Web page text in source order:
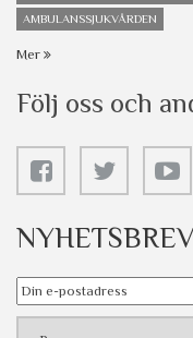
AMBULANSSJUKVÅRDEN
Mer
Följ oss och
NYHETSBREV